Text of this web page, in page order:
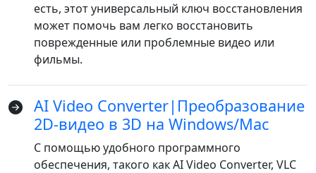
есть, этот универсальный ключ восстановления
может помочь вам легко восстановить
поврежденные или проблемные видео или
фильмы.
AI Video Converter|Преобразование
2D-видео в 3D на Windows/Mac
С помощью удобного программного
обеспечения, такого как AI Video Converter, VLC